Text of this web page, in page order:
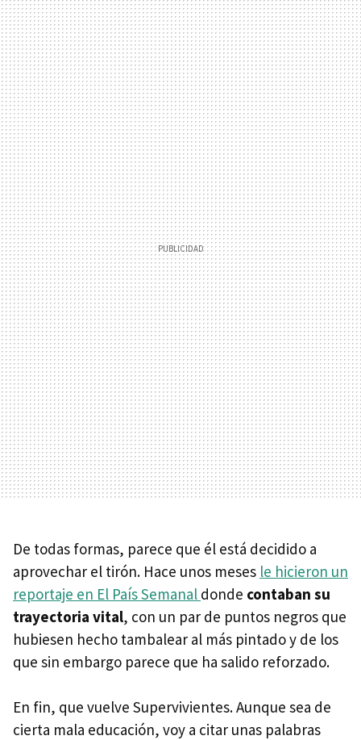
De todas formas, parece que él está decidido a
aprovechar el tirón. Hace unos meses le hicieron un
reportaje en El País Semanal donde contaban su
trayectoria vital, con un par de puntos negros que
hubiesen hecho tambalear al más pintado y de los
que sin embargo parece que ha salido reforzado.
En fin, que vuelve Supervivientes. Aunque sea de
cierta mala educación, voy a citar unas palabras